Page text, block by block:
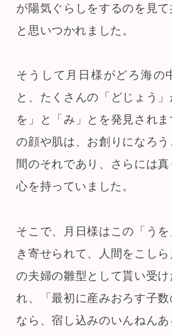
が陽気ぐらしをするのを見て
と思いつかれました。
そうして月日様がどろ海の
と、たくさんの「どじょう」
を」と「み」とを発見され
の顔や肌は、お創りになろ
間のそれであり、さらには
心を持っていました。
そこで、月日様はこの「うを
き寄せられて、人間をこし
の夫婦の雛型として貰い受
れ、「最初に産みおろす子
なら、宿し込みのいんねん